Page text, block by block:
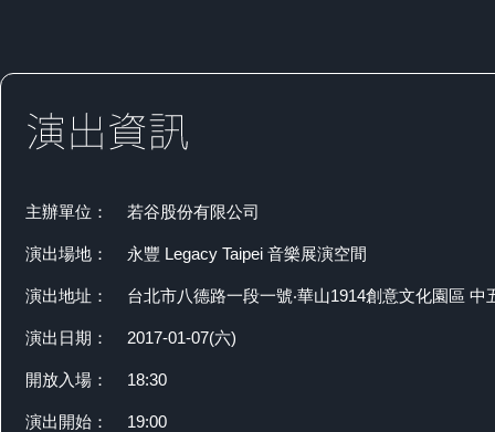
主辦單位： 若谷股份有限公司
演出場地： 永豐 Legacy Taipei 音樂展演空間
演出地址： 台北市八德路一段一號‧華山1914創意文化園區 中
演出日期： 2017-01-07(六)
開放入場： 18:30
演出開始： 19:00